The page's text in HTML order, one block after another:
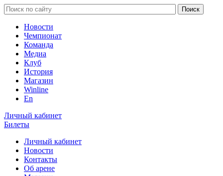
Новости
Чемпионат
Команда
Медиа
Клуб
История
Магазин
Winline
En
Личный кабинет
Билеты
Личный кабинет
Новости
Контакты
Об арене